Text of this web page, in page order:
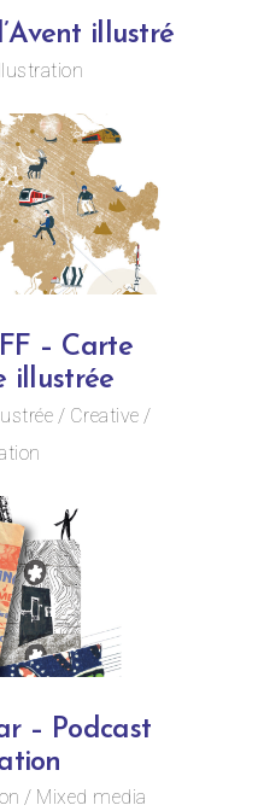
illustré
– Carte
illustrée
Creative
– Podcast
Mixed media